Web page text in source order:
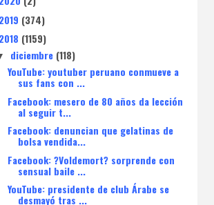
2019 (374)
2018 (1159)
diciembre (118)
YouTube: youtuber peruano conmueve a
sus fans con ...
Facebook: mesero de 80 años da lección
al seguir t...
Facebook: denuncian que gelatinas de
bolsa vendida...
Facebook: ?Voldemort? sorprende con
sensual baile ...
YouTube: presidente de club Árabe se
desmayó tras ...